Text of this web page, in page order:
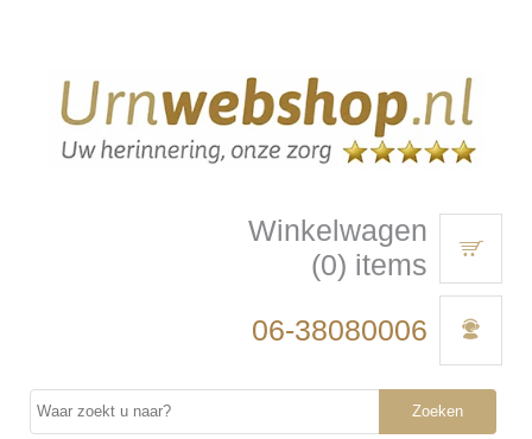
Winkelwagen
(0) items
06-38080006
Zoeken